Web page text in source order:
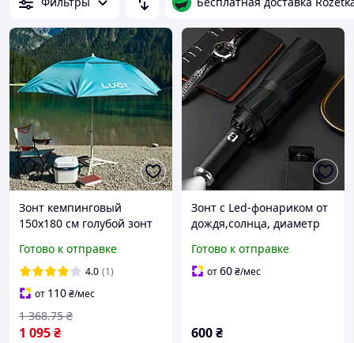
Зонт кемпинговый
150х180 см голубой зонт
защиту от дождя солнца
для туризма двора
рыбака
Готово к отправке
4.0 (1)
от 110₴/мес
1 095₴
1 368.75 ₴
Зонт с Led-фонариком от
дождя,солнца, диаметр
зонт,10 спиц,черный
Готово к отправке
от60₴/мес
600₴